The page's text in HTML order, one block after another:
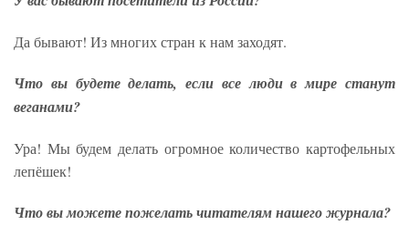
Да бывают! Из многих стран к нам заходят.
Что вы будете делать, если все люди в мире станут
веганами?
Ура! Мы будем делать огромное количество картофельных
лепёшек!
Что вы можете пожелать читателям нашего журнала?